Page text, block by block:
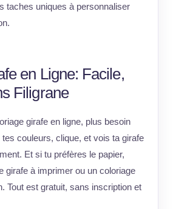
taches uniques à personnaliser
en Ligne: Facile,
Filigrane
girafe en ligne, plus besoin
tes couleurs, clique, et vois ta girafe
Et si tu préfères le papier,
girafe à imprimer ou un coloriage
Tout est gratuit, sans inscription et